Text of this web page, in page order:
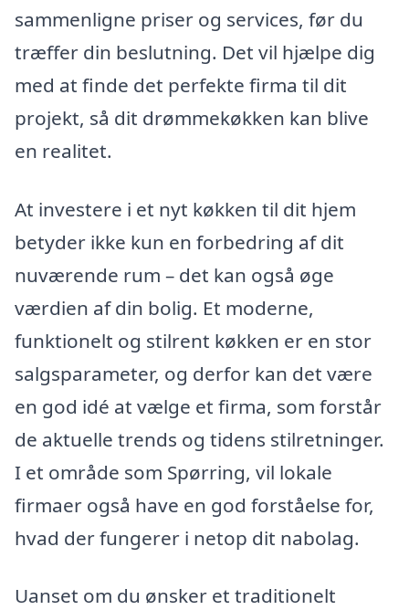
sammenligne priser og services, før du
træffer din beslutning. Det vil hjælpe dig
med at finde det perfekte firma til dit
projekt, så dit drømmekøkken kan blive
en realitet.
At investere i et nyt køkken til dit hjem
betyder ikke kun en forbedring af dit
nuværende rum – det kan også øge
værdien af din bolig. Et moderne,
funktionelt og stilrent køkken er en stor
salgsparameter, og derfor kan det være
en god idé at vælge et firma, som forstår
de aktuelle trends og tidens stilretninger.
I et område som Spørring, vil lokale
firmaer også have en god forståelse for,
hvad der fungerer i netop dit nabolag.
Uanset om du ønsker et traditionelt